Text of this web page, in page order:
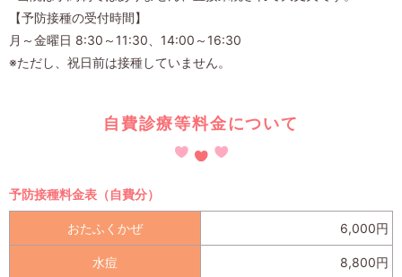
【予防接種の受付時間】
月～金曜日 8:30～11:30、14:00～16:30
※ただし、祝日前は接種していません。
自費診療等料金について
予防接種料金表（自費分）
おたふくかぜ 6,000円
水痘 8,800円